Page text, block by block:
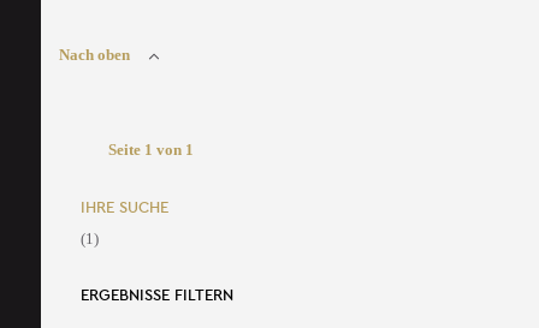
Nach oben
Seite 1 von 1
IHRE SUCHE
(1)
ERGEBNISSE FILTERN